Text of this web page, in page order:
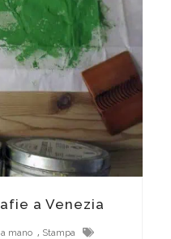
a Venezia
mano , Stampa